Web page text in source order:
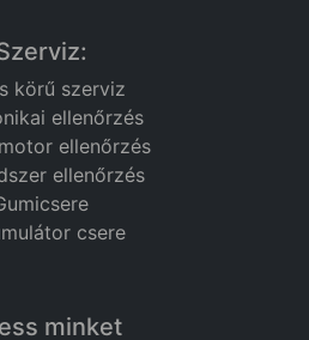
körű szerviz
ellenőrzés
ellenőrzés
ellenőrzés
csere
minket